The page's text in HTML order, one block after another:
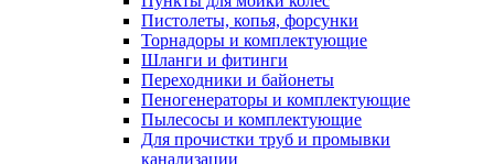
Пистолеты, копья, форсунки
Торнадоры и комплектующие
Шланги и фитинги
Переходники и байонеты
Пеногенераторы и комплектующие
Пылесосы и комплектующие
Для прочистки труб и промывки
канализации